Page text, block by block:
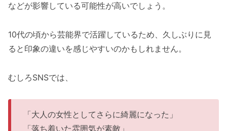
などが影響している可能性が高いでしょう。
10代の頃から芸能界で活躍しているため、久しぶりに見
ると印象の違いを感じやすいのかもしれません。
むしろSNSでは、
「大人の女性としてさらに綺麗になった」
「落ち着いた雰囲気が素敵」